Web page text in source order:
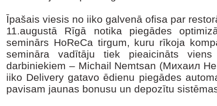
Īpašais viesis no iiko galvenā ofisa par
11.augustā Rīgā notika piegādes
seminārs HoReCa tirgum, kuru rīkoja
semināra vadītāju tiek pieaicināts
darbiniekiem – Michail Nemtsan (Михаил
iiko Delivery gatavo ēdienu piegādes
pavisam jaunas bonusu un depozītu